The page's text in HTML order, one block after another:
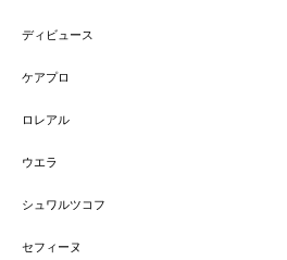
ディビュース
ケアプロ
ロレアル
ウエラ
シュワルツコフ
セフィーヌ